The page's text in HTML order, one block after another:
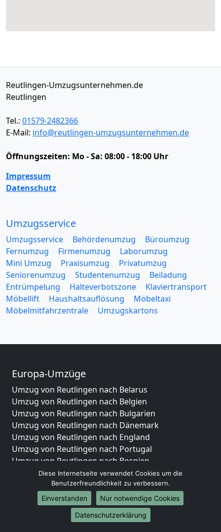
Reutlingen-Umzugsunternehmen.de
Reutlingen
Tel.: 01579-2482366
E-Mail: info@reutlingen-umzugsunternehmen.de
Öffnungszeiten: Mo - Sa: 08:00 - 18:00 Uhr
Impressum
Datenschutz
Umzugsservice
Umzugsservice Behördenumzug
Büroumzug
Fernumzug
Firmenumzug
Laborumzug
Mini Umzug
Praxisumzug
Privatumzug
Seniorenumzug
Studentenumzug
Beiladung
Entrümpelung
Halteverbotszone
Klaviertransport
Möbellift
Haushaltsauflösung
Möbeltaxi
Möbelmitfahrzentrale
Umzugskartons
Europa-Umzüge
Umzug von Reutlingen nach Belarus
Umzug von Reutlingen nach Belgien
Umzug von Reutlingen nach Bulgarien
Umzug von Reutlingen nach Dänemark
Umzug von Reutlingen nach England
Umzug von Reutlingen nach Portugal
Umzug von Reutlingen nach Bosnien
und Herzegowina
Umzug von Reutlingen nach Irland
Umzug von Reutlingen nach Lettland
Umzug von Reutlingen nach Zypern
Umzug von Reutlingen nach Kroatien
Diese Internetseite verwendet Cookies um die
Benutzerfreundlichkeit zu verbessern.
Einverstanden
Nur notwendige Cookies
Datenschutzerklärung